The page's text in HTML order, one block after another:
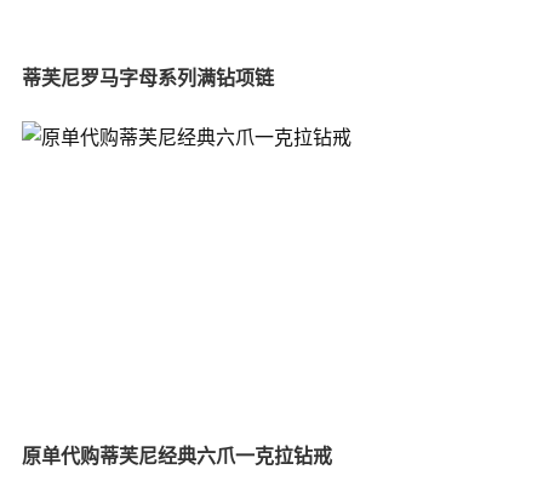
蒂芙尼罗马字母系列满钻项链
原单代购蒂芙尼经典六爪一克拉钻戒